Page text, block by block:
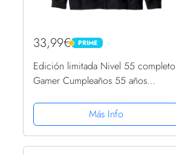
33,99€ PRIME
PRIME
Edición limitada Nivel 55 completo
Gamer Cumpleaños 55 años
Más Info